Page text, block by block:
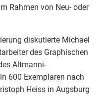
Rahmen von Neu- oder
diskutierte Michael
des Graphischen
Altmanni-
600 Exemplaren nach
Heiss in Augsburg